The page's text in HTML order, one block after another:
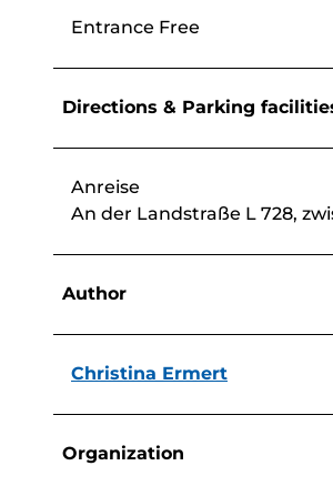
Entrance Free
Directions & Parking
Anreise
An der Landstraße L 728,
Author
Christina Ermert
Organization